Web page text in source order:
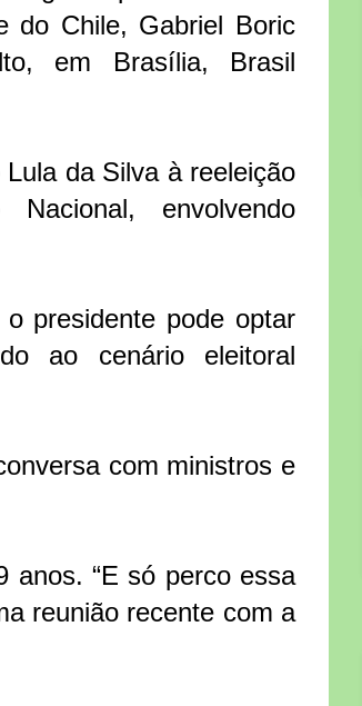
do Chile, Gabriel Boric
em Brasília, Brasil
da Silva à reeleição
envolvendo
presidente pode optar
ao cenário eleitoral
com ministros e
anos. “E só perco essa
reunião recente com a